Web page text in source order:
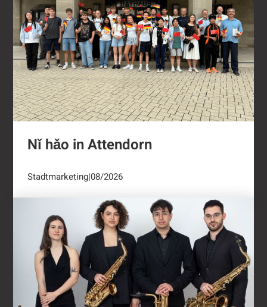
Nǐ hǎo in Attendorn
Stadtmarketing|08/2026
Kulturring Attendorn mit vielseitigem